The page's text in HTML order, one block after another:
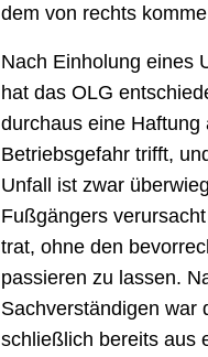
dem von rechts
Nach Einholung eines
hat das OLG
durchaus eine
Betriebsgefahr trifft,
Unfall ist zwar
Fußgängers
trat, ohne den
passieren zu lassen.
Sachverständigen war
schließlich bereits aus